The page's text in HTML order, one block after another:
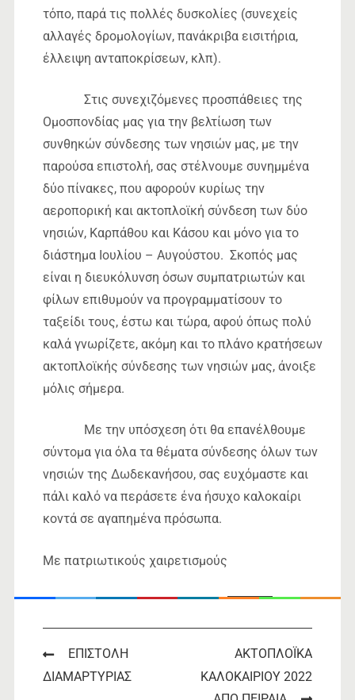
τόπο, παρά τις πολλές δυσκολίες (συνεχείς
αλλαγές δρομολογίων, πανάκριβα εισιτήρια,
έλλειψη ανταποκρίσεων, κλπ).
Στις συνεχιζόμενες προσπάθειες της
Ομοσπονδίας μας για την βελτίωση των
συνθηκών σύνδεσης των νησιών μας, με την
παρούσα επιστολή, σας στέλνουμε συνημμένα
δύο πίνακες, που αφορούν κυρίως την
αεροπορική και ακτοπλοϊκή σύνδεση των δύο
νησιών, Καρπάθου και Κάσου και μόνο για το
διάστημα Ιουλίου – Αυγούστου. Σκοπός μας
είναι η διευκόλυνση όσων συμπατριωτών και
φίλων επιθυμούν να προγραμματίσουν το
ταξείδι τους, έστω και τώρα, αφού όπως πολύ
καλά γνωρίζετε, ακόμη και το πλάνο κρατήσεων
ακτοπλοϊκής σύνδεσης των νησιών μας, άνοιξε
μόλις σήμερα.
Με την υπόσχεση ότι θα επανέλθουμε
σύντομα για όλα τα θέματα σύνδεσης όλων των
νησιών της Δωδεκανήσου, σας ευχόμαστε και
πάλι καλό να περάσετε ένα ήσυχο καλοκαίρι
κοντά σε αγαπημένα πρόσωπα.
Με πατριωτικούς χαιρετισμούς
ΣΥΝΔΕΣΗ-ΝΟΤΙΩΝ-ΔΩΔΕΚΑΝ-ΙΟΥΝ-22 Download
Post
navigation
ΕΠΙΣΤΟΛΗ
ΔΙΑΜΑΡΤΥΡΙΑΣ
ΑΚΤΟΠΛΟΪΚΑ
ΚΑΛΟΚΑΙΡΙΟΥ 2022